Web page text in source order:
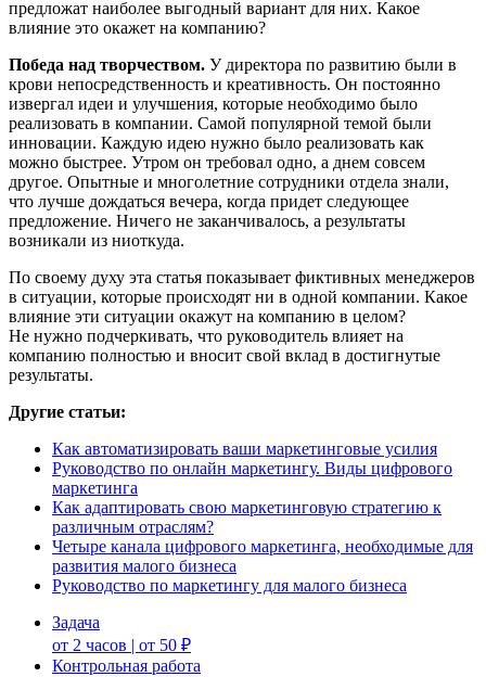
предложат наиболее выгодный вариант для них. Какое
влияние это окажет на компанию?
Победа над творчеством. У директора по развитию были в
крови непосредственность и креативность. Он постоянно
извергал идеи и улучшения, которые необходимо было
реализовать в компании. Самой популярной темой были
инновации. Каждую идею нужно было реализовать как
можно быстрее. Утром он требовал одно, а днем совсем
другое. Опытные и многолетние сотрудники отдела знали,
что лучше дождаться вечера, когда придет следующее
предложение. Ничего не заканчивалось, а результаты
возникали из ниоткуда.
По своему духу эта статья показывает фиктивных менеджеров
в ситуации, которые происходят ни в одной компании. Какое
влияние эти ситуации окажут на компанию в целом?
Не нужно подчеркивать, что руководитель влияет на
компанию полностью и вносит свой вклад в достигнутые
результаты.
Другие статьи:
Как автоматизировать ваши маркетинговые усилия
Руководство по онлайн маркетингу. Виды цифрового
маркетинга
Как адаптировать свою маркетинговую стратегию к
различным отраслям?
Четыре канала цифрового маркетинга, необходимые для
развития малого бизнеса
Руководство по маркетингу для малого бизнеса
Задача
от 2 часов | от 50 ₽
Контрольная работа